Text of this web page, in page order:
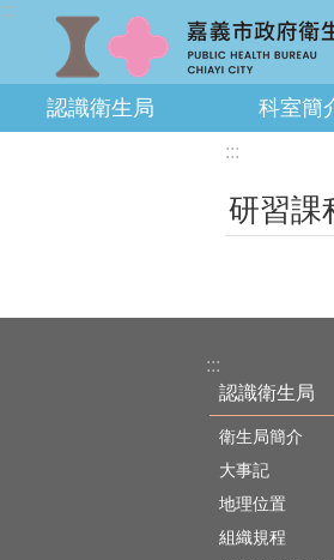
跳到主要內容區塊
:::
認識衛生局 科室簡
:::
研習課
:::
認識衛生局
衛生局簡介
大事記
地理位置
組織規程